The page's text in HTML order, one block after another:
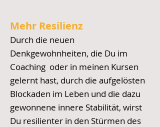
Mehr Resilienz
Durch die neuen
Denkgewohnheiten, die Du im
Coaching oder in meinen Kursen
gelernt hast, durch die aufgelösten
Blockaden im Leben und die dazu
gewonnene innere Stabilität, wirst
Du resilienter in den Stürmen des